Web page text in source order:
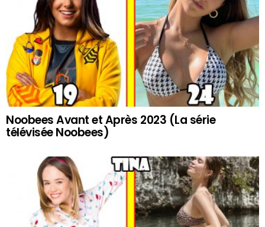
Noobees Avant et Après 2023 (La série
télévisée Noobees)